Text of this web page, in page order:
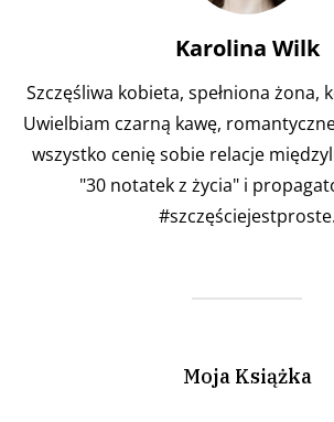
Karolina Wilk
Szczęśliwa kobieta, spełniona żona,
Uwielbiam czarną kawę,
wszystko cenię sobie relacje
"30 notatek z życia" i
#szczęściejestproste.
Moja Książka